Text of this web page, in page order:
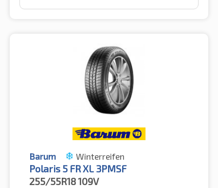
Barum Winterreifen
Polaris 5 FR XL 3PMSF
255/55R18109V